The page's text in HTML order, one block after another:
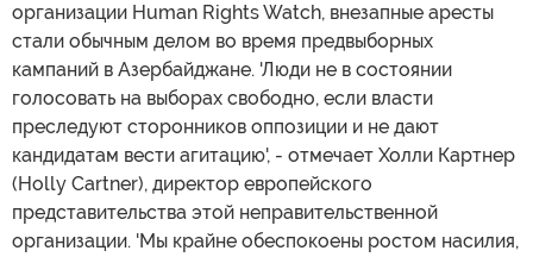
организации Human Rights Watch, внезапные аресты
стали обычным делом во время предвыборных
кампаний в Азербайджане. 'Люди не в состоянии
голосовать на выборах свободно, если власти
преследуют сторонников оппозиции и не дают
кандидатам вести агитацию', - отмечает Холли Картнер
(Holly Cartner), директор европейского
представительства этой неправительственной
организации. 'Мы крайне обеспокоены ростом насилия,